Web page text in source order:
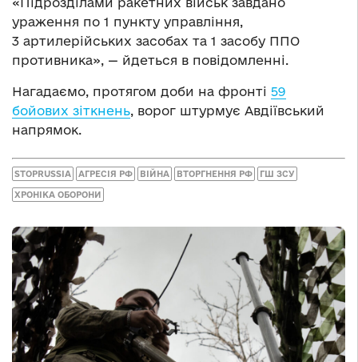
ураження по 1 пункту управління,
3 артилерійських засобах та 1 засобу ППО
противника», — йдеться в повідомленні.
Нагадаємо, протягом доби на фронті 59
бойових зіткнень, ворог штурмує Авдіївський
напрямок.
STOPRUSSIA АГРЕСІЯ РФ ВІЙНА ВТОРГНЕННЯ РФ ГШ ЗСУ
ХРОНІКА ОБОРОНИ